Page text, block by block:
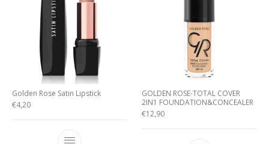
Golden Rose Satin Lipstick
€4,20
GOLDEN ROSE-TOTAL COVER
2IN1 FOUNDATION&CONCEALER
€12,90